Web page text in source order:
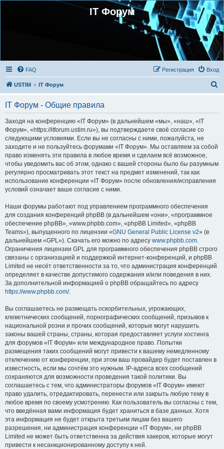
IT Форум
FAQ Вход
Регистрация
USTIM IT Форум
IT Форум - Общие правила
Заходя на конференцию «IT Форум» (в дальнейшем «мы», «наш», «IT
Форум», «https://itforum.ustim.ru»), вы подтверждаете своё согласие со
следующими условиями. Если вы не согласны с ними, пожалуйста, не
заходите и не пользуйтесь форумами «IT Форум». Мы оставляем за собой
право изменять эти правила в любое время и сделаем всё возможное,
чтобы уведомить вас об этом, однако с вашей стороны было бы разумным
регулярно просматривать этот текст на предмет изменений, так как
использование конференции «IT Форум» после обновления/исправления
условий означает ваше согласие с ними.
Наши форумы работают под управлением программного обеспечения
для создания конференций phpBB (в дальнейшем «они», «программное
обеспечение phpBB», «www.phpbb.com», «phpBB Limited», «phpBB
Teams»), выпущенного по лицензии «GNU General Public License v2» (в
дальнейшем «GPL»). Скачать его можно по адресу www.phpbb.com.
Ограничения лицензии GPL для программного обеспечения phpBB строго
связаны с организацией и поддержкой интернет-конференций, и phpBB
Limited не несёт ответственности за то, что администрация конференций
определяет в качестве допустимого содержания и/или поведения в них.
За дополнительной информацией о phpBB обращайтесь по адресу
https://www.phpbb.com/.
Вы соглашаетесь не размещать оскорбительных, угрожающих,
клеветнических сообщений, порнографических сообщений, призывов к
национальной розни и прочих сообщений, которые могут нарушить
законы вашей страны, страны, которая предоставляет услуги хостинга
для форумов «IT Форум» или международное право. Попытки
размещения таких сообщений могут привести к вашему немедленному
отключению от конференции, при этом ваш провайдер будет поставлен в
известность, если мы сочтём это нужным. IP-адреса всех сообщений
сохраняются для возможности проведения такой политики. Вы
соглашаетесь с тем, что администраторы форумов «IT Форум» имеют
право удалить, отредактировать, перенести или закрыть любую тему в
любое время по своему усмотрению. Как пользователь вы согласны с тем,
что введённая вами информация будет храниться в базе данных. Хотя
эта информация не будет открыта третьим лицам без вашего
разрешения, ни администрация конференции «IT Форум», ни phpBB
Limited не может быть ответственна за действия хакеров, которые могут
привести к несанкционированному доступу к ней.